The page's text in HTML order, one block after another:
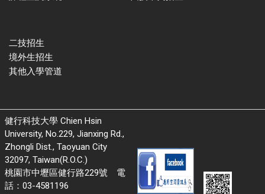
二技招生
境外生招生
其他入學管道
健行科技大學 Chien Hsin
University, No.229, Jianxing Rd.,
Zhongli Dist., Taoyuan City
32097, Taiwan(R.O.C.)
桃園市中壢區健行路229號 電
話：03-4581196